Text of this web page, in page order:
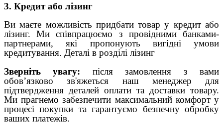
3. Кредит або лізинг
Ви маєте можливість придбати товар у кредит або
лізинг. Ми співпрацюємо з провідними банками-
партнерами, які пропонують вигідні умови
кредитування. Деталі в розділі лізинг
Зверніть увагу: після замовлення з вами
обов’язково зв'яжеться наш менеджер для
підтвердження деталей оплати та доставки товару.
Ми прагнемо забезпечити максимальний комфорт у
процесі покупки та гарантуємо безпечну обробку
ваших платежів.